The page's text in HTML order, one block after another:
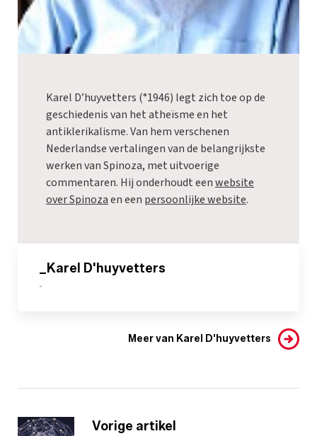
Karel D’huyvetters (°1946) legt zich toe op de
geschiedenis van het atheïsme en het
antiklerikalisme. Van hem verschenen
Nederlandse vertalingen van de belangrijkste
werken van Spinoza, met uitvoerige
commentaren. Hij onderhoudt eenwebsite
over Spinozaen een persoonlijke website.
_Karel D'huyvetters
-
Meer van Karel D'huyvetters
Vorige artikel